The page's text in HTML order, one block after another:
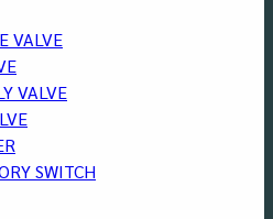
VALVE
VALVE
SWITCH